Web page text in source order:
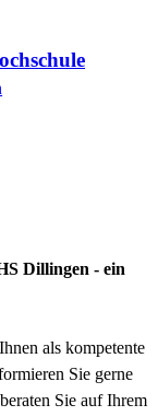
Dillingen - ein
als kompetente
Sie gerne
Sie auf Ihrem